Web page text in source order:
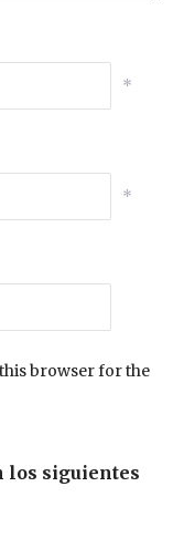
*
*
browser for the
los siguientes